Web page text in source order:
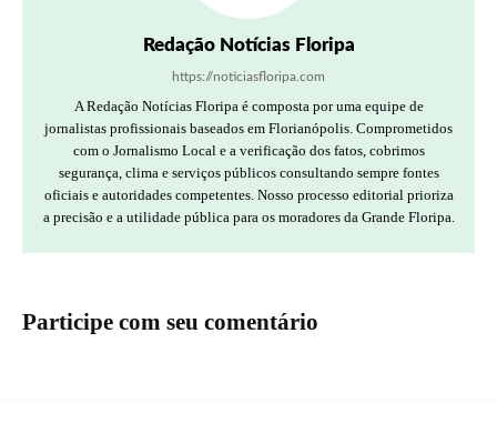
Redação Notícias Floripa
https://noticiasfloripa.com
A Redação Notícias Floripa é composta por uma equipe de
jornalistas profissionais baseados em Florianópolis. Comprometidos
com o Jornalismo Local e a verificação dos fatos, cobrimos
segurança, clima e serviços públicos consultando sempre fontes
oficiais e autoridades competentes. Nosso processo editorial prioriza
a precisão e a utilidade pública para os moradores da Grande Floripa.
Participe com seu comentário